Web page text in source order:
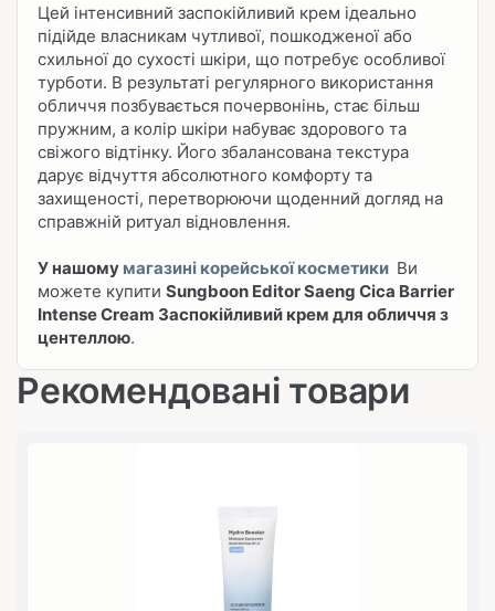
Цей інтенсивний заспокійливий крем ідеально
підійде власникам чутливої, пошкодженої або
схильної до сухості шкіри, що потребує особливої
турботи. В результаті регулярного використання
обличчя позбувається почервонінь, стає більш
пружним, а колір шкіри набуває здорового та
свіжого відтінку. Його збалансована текстура
дарує відчуття абсолютного комфорту та
захищеності, перетворюючи щоденний догляд на
справжній ритуал відновлення.
У нашому магазині корейської косметики Ви
можете купити Sungboon Editor Saeng Cica Barrier
Intense Cream Заспокійливий крем для обличчя з
центеллою.
Рекомендовані товари